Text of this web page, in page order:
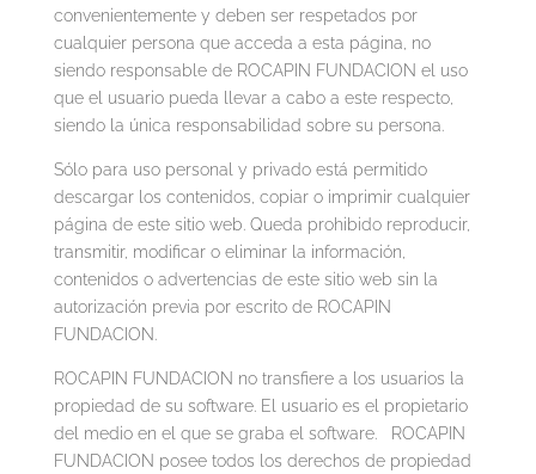
convenientemente y deben ser respetados por
cualquier persona que acceda a esta página, no
siendo responsable de ROCAPIN FUNDACION el uso
que el usuario pueda llevar a cabo a este respecto,
siendo la única responsabilidad sobre su persona.
Sólo para uso personal y privado está permitido
descargar los contenidos, copiar o imprimir cualquier
página de este sitio web. Queda prohibido reproducir,
transmitir, modificar o eliminar la información,
contenidos o advertencias de este sitio web sin la
autorización previa por escrito de ROCAPIN
FUNDACION.
ROCAPIN FUNDACION no transfiere a los usuarios la
propiedad de su software. El usuario es el propietario
del medio en el que se graba el software. ROCAPIN
FUNDACION posee todos los derechos de propiedad